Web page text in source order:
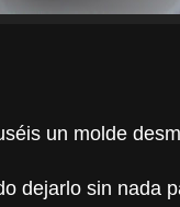
un molde
dejarlo sin nada